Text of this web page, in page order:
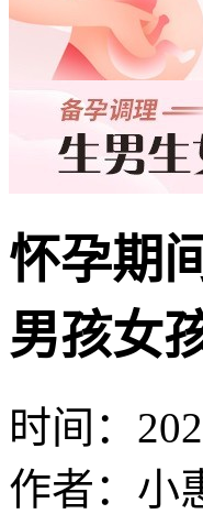
怀孕期
男孩女
时间：
作者：小